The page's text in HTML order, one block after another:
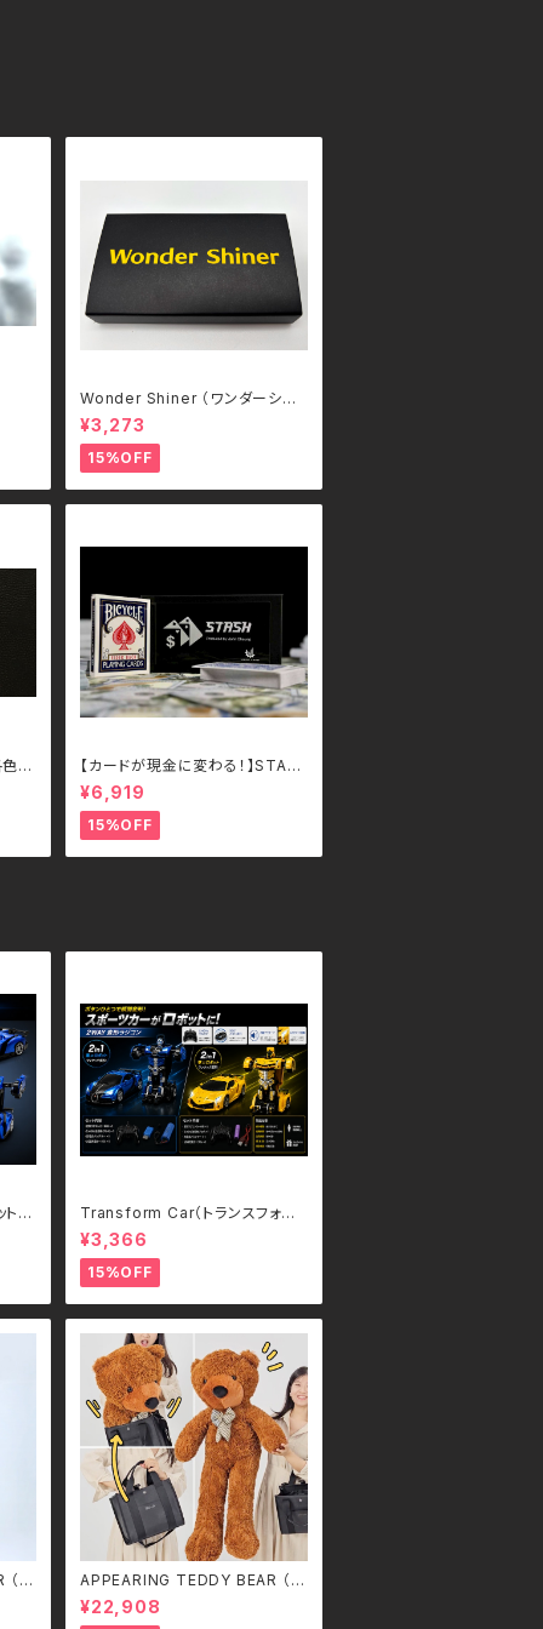
Wonder Shiner （ワンダーシャ
イナー）
¥3,273
15%OFF
-
【カードが現金に変わる！】STAS
H – John Cheung （各色）
¥6,919
15%OFF
）
コ
Transform Car（トランスフォー
ムカー）｜ボタンひとつで瞬間変
形！スポーツカー＆ロボット 2WA
Yラジコン（2.4GHz・USB充電
式）
¥3,366
15%OFF
S
APPEARING TEDDY BEAR （M
EDIUM）
¥22,908